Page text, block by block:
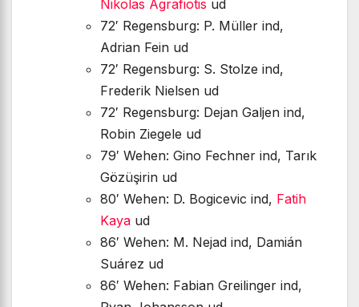
Nikolas Agrafiotis ud
72′ Regensburg: P. Müller ind,
Adrian Fein ud
72′ Regensburg: S. Stolze ind,
Frederik Nielsen ud
72′ Regensburg: Dejan Galjen ind,
Robin Ziegele ud
79′ Wehen: Gino Fechner ind, Tarık
Gözüşirin ud
80′ Wehen: D. Bogicevic ind, Fatih
Kaya ud
86′ Wehen: M. Nejad ind, Damián
Suárez ud
86′ Wehen: Fabian Greilinger ind,